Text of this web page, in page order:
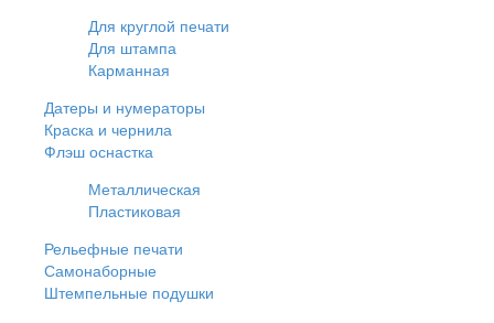
Для круглой печати
Для штампа
Карманная
Датеры и нумераторы
Краска и чернила
Флэш оснастка
Металлическая
Пластиковая
Рельефные печати
Самонаборные
Штемпельные подушки